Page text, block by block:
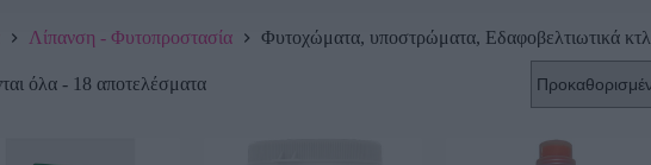
Λίπανση - Φυτοπροστασία Φυτοχώματα, υποστρώματα, Εδαφοβελτιωτικά κτλ
όλα - 18 αποτελέσματα